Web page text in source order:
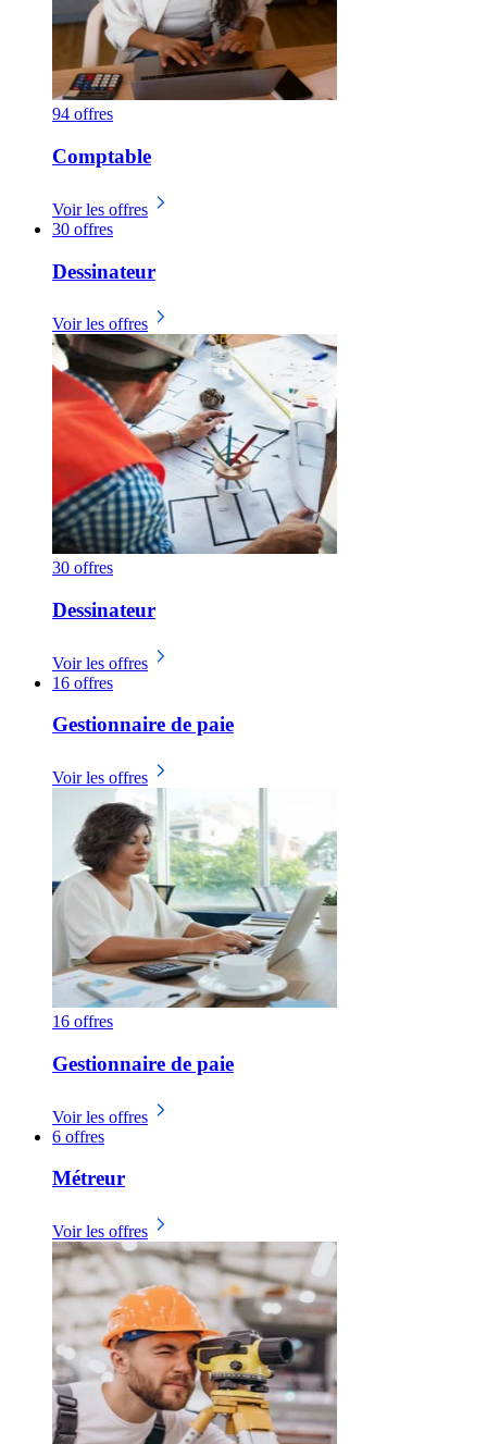
94 offres
Comptable
Voir les offres
30 offres
Dessinateur
Voir les offres
30 offres
Dessinateur
Voir les offres
16 offres
Gestionnaire de paie
Voir les offres
16 offres
Gestionnaire de paie
Voir les offres
6 offres
Métreur
Voir les offres